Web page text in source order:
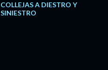
COLLEJAS A DIESTRO Y
SINIESTRO